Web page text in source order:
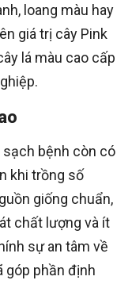
loang màu hay
giá trị cây Pink
lá màu cao cấp
sạch bệnh còn có
khi trồng số
giống chuẩn,
chất lượng và ít
sự an tâm về
góp phần định